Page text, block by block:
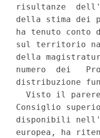
risultanze
della stima dei
ha tenuto
sul territorio
della
numero  dei
distribuzione
Visto il
Consiglio
disponibili
europea, ha